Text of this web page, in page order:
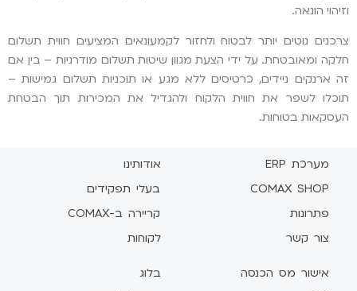
וזיהוי הונאה.
צרכנים נוטים יותר לבטוח ולחזור לקמעונאים המציעים חווית תשלום
חלקה ומאובטחת. על ידי הצעת מגוון שיטות תשלום מודרניות – בין אם
זה ארנקים ניידים, כרטיסים ללא מגע או תוכניות תשלום גמישות –
תוכלו לשפר את חווית הלקוח ולהגדיל את המכירות תוך הבטחת
העסקאות בטוחות.
מערכת ERP
COMAX SHOP
פתרונות
צור קשר
אודותינו
בעלי תפקידים
קריירה ב-COMAX
לקוחות
אישור מס הכנסה
בלוג